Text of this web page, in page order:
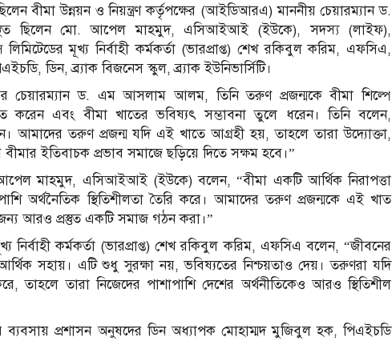
বীমা উন্নয়ন ও নিয়ন্ত্রণ কর্তৃপক্ষের (আইডিআরএ) মাননীয় চেয়ারম্যান ড.
ছিলেন মো. আপেল মাহমুদ, এসিআইআই (ইউকে), সদস্য (লাইফ),
মূখ্য নির্বাহী কর্মকর্তা (ভারপ্রাপ্ত) শেখ রকিবুল করিম, এফসিএ,
ডিন, ব্র্যাক বিজনেস স্কুল, ব্র্যাক ইউনিভার্সিটি।
চেয়ারম্যান ড. এম আসলাম আলম, তিনি তরুণ প্রজন্মকে বীমা শিল্পে
করেন এবং বীমা খাতের ভবিষ্যৎ সম্ভাবনা তুলে ধরেন। তিনি বলেন,
আমাদের তরুণ প্রজন্ম যদি এই খাতে আগ্রহী হয়, তাহলে তারা উদ্যোক্তা,
ইতিবাচক প্রভাব সমাজে ছড়িয়ে দিতে সক্ষম হবে।”
মাহমুদ, এসিআইআই (ইউকে) বলেন, “বীমা একটি আর্থিক নিরাপত্তা
অর্থনৈতিক স্থিতিশীলতা তৈরি করে। আমাদের তরুণ প্রজন্মকে এই খাত
আরও প্রস্তুত একটি সমাজ গঠন করা।”
নির্বাহী কর্মকর্তা (ভারপ্রাপ্ত) শেখ রকিবুল করিম, এফসিএ বলেন, “জীবনের
সহায়। এটি শুধু সুরক্ষা নয়, ভবিষ্যতের নিশ্চয়তাও দেয়। তরুণরা যদি
তাহলে তারা নিজেদের পাশাপাশি দেশের অর্থনীতিকেও আরও স্থিতিশীল
ব্যবসায় প্রশাসন অনুষদের ডিন অধ্যাপক মোহাম্মদ মুজিবুল হক, পিএইচডি